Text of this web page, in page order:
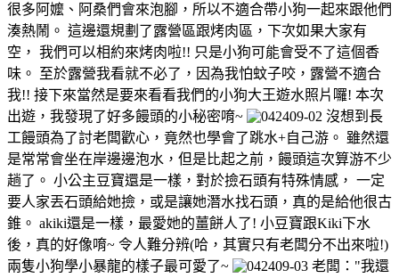
很多阿嬤、阿桑們會來泡腳，所以不適合帶小狗一起來跟他們
湊熱鬧。 這邊還規劃了露營區跟烤肉區，下次如果大家有
空， 我們可以相約來烤肉啦!! 只是小狗可能會受不了這個香
味。 至於露營我看就不必了，因為我怕蚊子咬，露營不適合
我!! 接下來當然是要來看看我們的小狗大王遊水照片囉! 本次
出遊，我發現了好多饅頭的小秘密唷~
沒想到長
工饅頭為了討老闆歡心，竟然也學會了跳水+自己游。 雖然還
是常常會坐在岸邊邊泡水，但是比起之前，饅頭這次算游不少
趟了。 小公主豆寶還是一樣，對於撿石頭有特殊情感， 一定
要人家丟石頭給她撿，或是讓她潛水找石頭，真的是給他很古
錐。 akiki還是一樣，最愛她的薑餅人了! 小豆寶跟Kiki下水
後，真的好像唷~ 令人難分辨(哈，其實只有老闆分不出來啦!)
兩隻小狗學小暴龍的樣子最可愛了~
老闆："我還